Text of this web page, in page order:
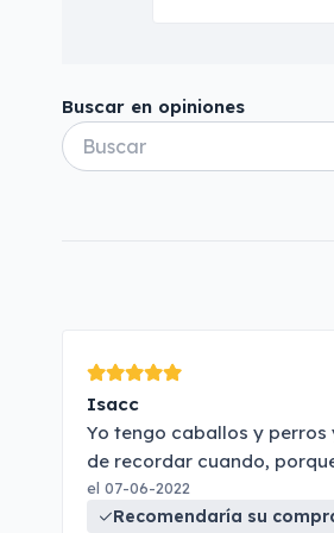
Buscar en opiniones
Isacc
Yo tengo caballos y
de recordar cuando,
el 07-06-2022
Recomendaría su